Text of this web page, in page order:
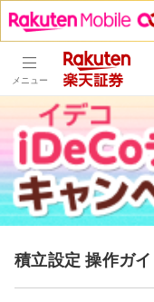
メニュー
積立設定 操作ガ